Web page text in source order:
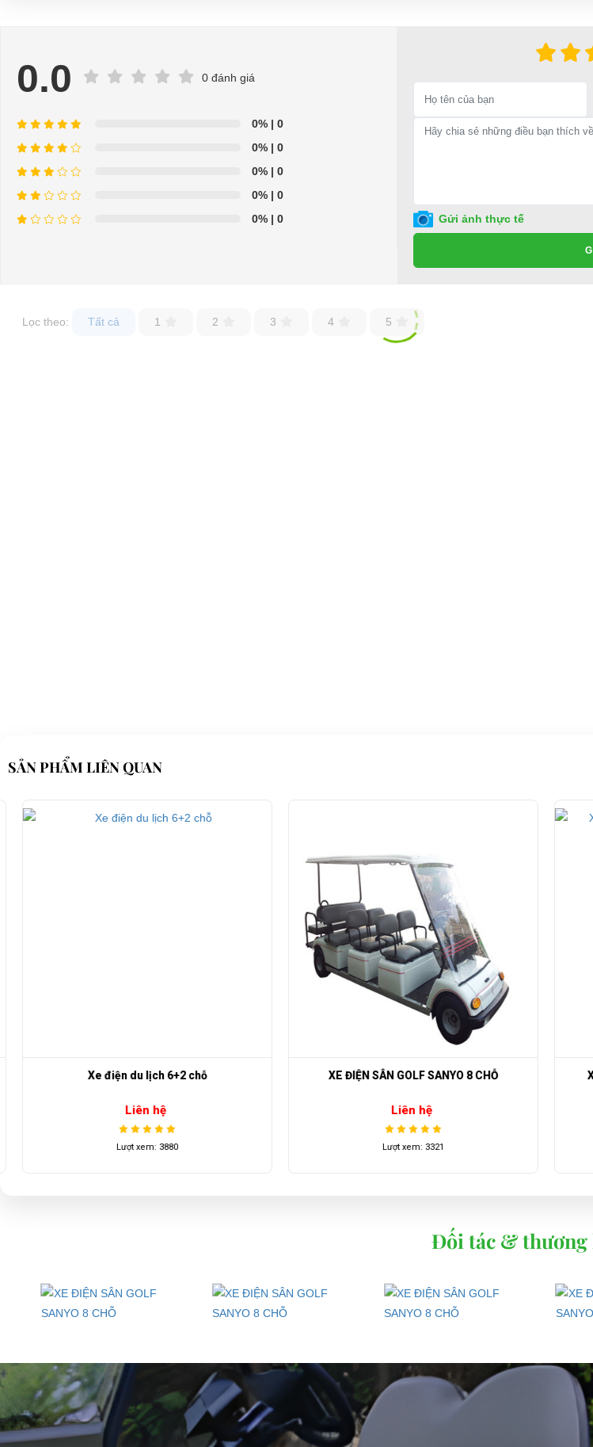
Xe điện sân golf Sanyo 8 chỗ, xe điện chở khách thân thiện môi trường
- Tốc độ: 35km/h
0.0 0 đánh giá
0%| 0
0%| 0
0%| 0
0%| 0
0%| 0 Gửi ảnh thực tế
Lọc theo: Tất cả 1 2 3 4 5
SẢN PHẨM LIÊN QUAN
Xe điện du lịch 6+2 chỗ
Liên hệ
Lượt xem: 3880
XE ĐIỆN SÂN GOLF SANYO 8 CHỖ
Liên hệ
Lượt xem: 3321
Đối tác & thương